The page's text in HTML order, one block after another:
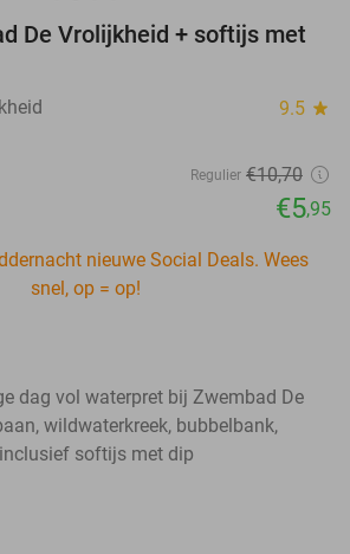
De Vrolijkheid + softijs met
9.5 star
Regulier €10,70
€5,95
nieuwe Social Deals. Wees
snel, op = op!
dag vol waterpret bij Zwembad De
wildwaterkreek, bubbelbank,
softijs met dip